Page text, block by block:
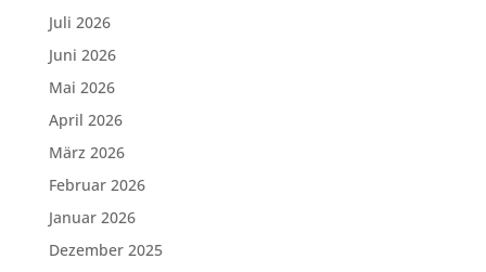
Juli 2026
Juni 2026
Mai 2026
April 2026
März 2026
Februar 2026
Januar 2026
Dezember 2025